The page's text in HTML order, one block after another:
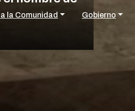
la Comunidad Gobierno